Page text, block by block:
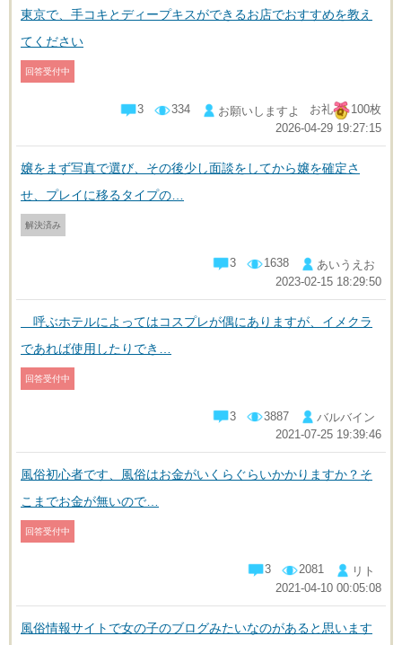
東京で、手コキとディープキスができるお店でおすすめを教え
てください
回答受付中
3 334 お願いしますよ お礼
100枚
2026-04-29 19:27:15
嬢をまず写真で選び、その後少し面談をしてから嬢を確定さ
せ、プレイに移るタイプの…
解決済み
3 1638
あいうえお
2023-02-15 18:29:50
呼ぶホテルによってはコスプレが偶にありますが、イメクラ
であれば使用したりでき…
回答受付中
3 3887
バルバイン
2021-07-25 19:39:46
風俗初心者です、風俗はお金がいくらぐらいかかりますか？そ
こまでお金が無いので…
回答受付中
3 2081
リト
2021-04-10 00:05:08
風俗情報サイトで女の子のブログみたいなのがあると思います